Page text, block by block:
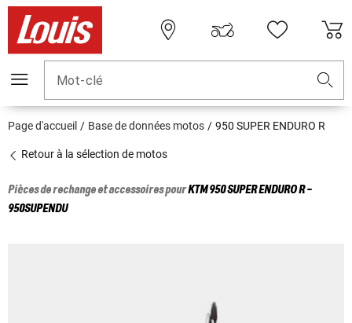
Mot-clé
Page d'accueil Base de données motos 950 SUPER ENDURO R
Retour à la sélection de motos
Pièces de rechange et accessoires pourKTM950 SUPER ENDURO R -
950SUPENDU